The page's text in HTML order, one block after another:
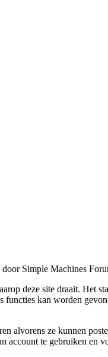
Simple Machines
deze site draait. Het
kan worden
alvorens ze kunnen
account te gebruiken en